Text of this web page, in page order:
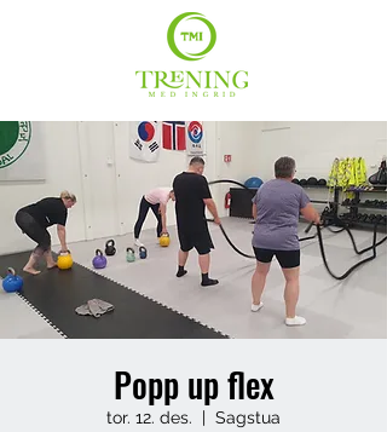
Popp up flex
tor. 12. des.
  |
Sagstua